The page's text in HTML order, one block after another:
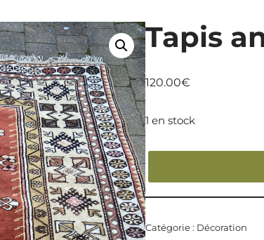
Tapis
120.00€
1 en stock
Catégorie : Décoration